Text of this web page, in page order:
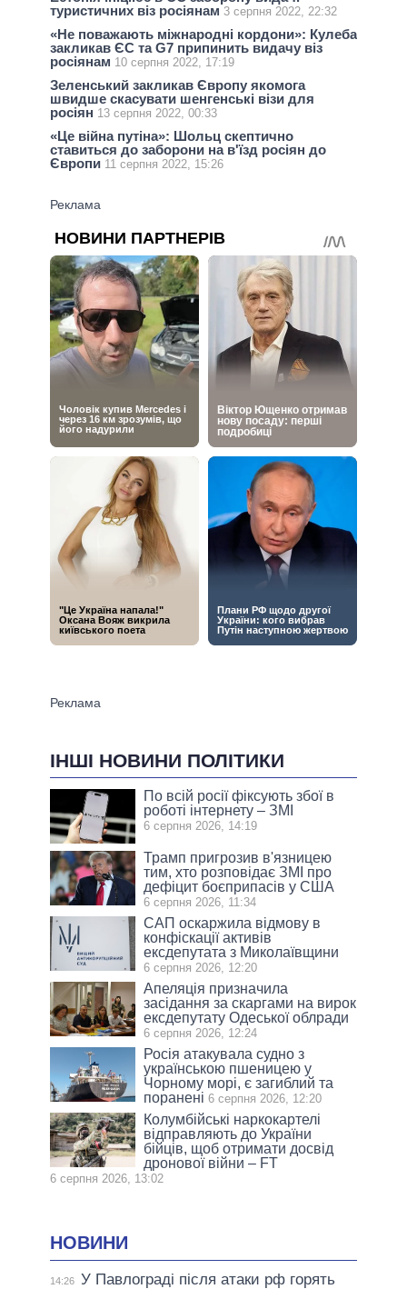
туристичних віз росіянам 3 серпня 2022, 22:32
«Не поважають міжнародні кордони»: Кулеба
закликав ЄС та G7 припинить видачу віз
росіянам 10 серпня 2022, 17:19
Зеленський закликав Європу якомога
швидше скасувати шенгенські візи для
росіян 13 серпня 2022, 00:33
«Це війна путіна»: Шольц скептично
ставиться до заборони на в'їзд росіян до
Європи 11 серпня 2022, 15:26
ІНШІ НОВИНИ ПОЛІТИКИ
По всій росії фіксують збої в
роботі інтернету – ЗМІ
6 серпня 2026, 14:19
Трамп пригрозив в'язницею
тим, хто розповідає ЗМІ про
дефіцит боєприпасів у США
6 серпня 2026, 11:34
САП оскаржила відмову в
конфіскації активів
ексдепутата з Миколаївщини
6 серпня 2026, 12:20
Апеляція призначила
засідання за скаргами на вирок
ексдепутату Одеської облради
6 серпня 2026, 12:24
Росія атакувала судно з
українською пшеницею у
Чорному морі, є загиблий та
поранені 6 серпня 2026, 12:20
Колумбійські наркокартелі
відправляють до України
бійців, щоб отримати досвід
дронової війни – FT
6 серпня 2026, 13:02
НОВИНИ
14:26 У Павлограді після атаки рф горять